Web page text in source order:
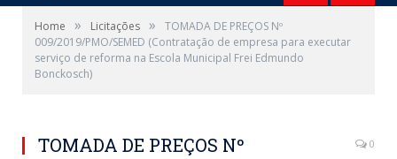
Home » Licitações »
TOMADA DE PREÇOS Nº
009/2019/PMO/SEMED (Contratação de empresa para executar
serviço de reforma na Escola Municipal Frei Edmundo
Bonckosch)
TOMADA DE PREÇOS Nº
0